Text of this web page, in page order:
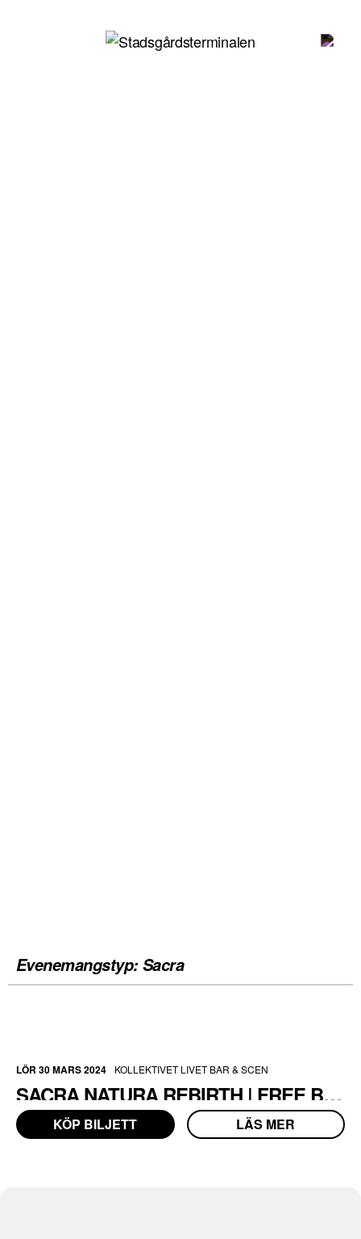
Evenemangstyp:Sacra
LÖR 30 MARS 2024 KOLLEKTIVET LIVET BAR & SCEN
SACRA NATURA REBIRTH | FREE BEFORE 23
KÖP BILJETT LÄS MER